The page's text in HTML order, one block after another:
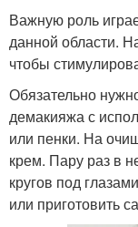
Важную роль
данной области.
чтобы
Обязательно
демакияжа с
или пенки. На
крем. Пару раз в
кругов под
или приготовить